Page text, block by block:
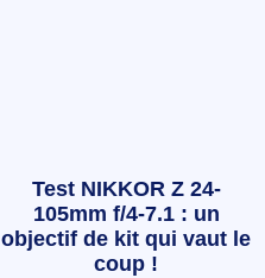
Test NIKKOR Z 24-
105mm f/4-7.1 : un
objectif de kit qui vaut le
coup !